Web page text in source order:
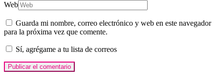
Web
Guarda mi nombre, correo electrónico y web en este navegador
para la próxima vez que comente.
Sí, agrégame a tu lista de correos